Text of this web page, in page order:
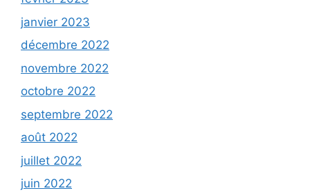
janvier 2023
décembre 2022
novembre 2022
octobre 2022
septembre 2022
août 2022
juillet 2022
juin 2022